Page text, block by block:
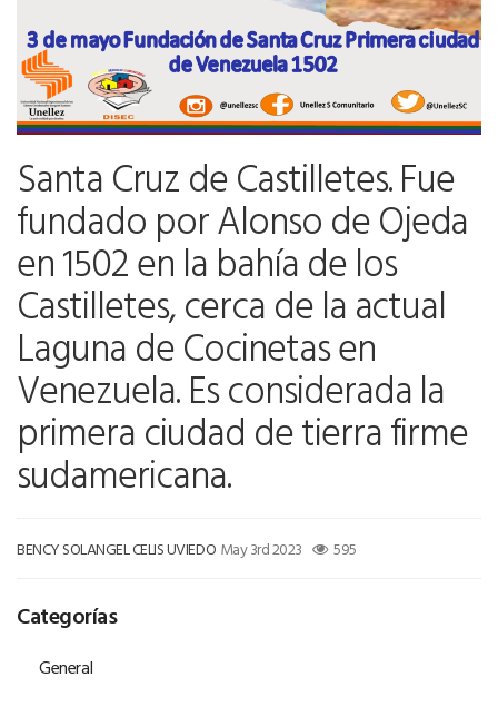
Santa Cruz de Castilletes. Fue
fundado por Alonso de Ojeda
en 1502 en la bahía de los
Castilletes, cerca de la actual
Laguna de Cocinetas en
Venezuela. Es considerada la
primera ciudad de tierra firme
sudamericana.
BENCY SOLANGEL CELIS UVIEDO May 3rd 2023 595
Categorías
General